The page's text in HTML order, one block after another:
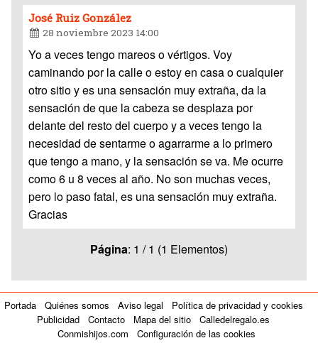
José Ruiz González
28 noviembre 2023 14:00
Yo a veces tengo mareos o vértigos. Voy
caminando por la calle o estoy en casa o cualquier
otro sitio y es una sensación muy extraña, da la
sensación de que la cabeza se desplaza por
delante del resto del cuerpo y a veces tengo la
necesidad de sentarme o agarrarme a lo primero
que tengo a mano, y la sensación se va. Me ocurre
como 6 u 8 veces al año. No son muchas veces,
pero lo paso fatal, es una sensación muy extraña.
Gracias
Página: 1 / 1 (1 Elementos)
Portada Quiénes somos Aviso legal
Política de privacidad y cookies
Publicidad
Contacto Mapa del sitio
Calledelregalo.es
Conmishijos.com
Configuración de las cookies